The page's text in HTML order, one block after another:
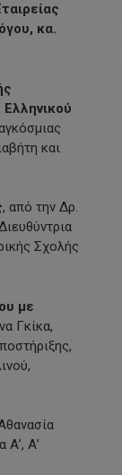
κα.
και
, από την Δρ.
Σχολής
με
Γκίκα,
Α’, Α’